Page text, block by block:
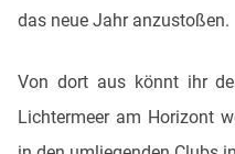
das neue Jahr anzustoßen.
Von dort aus könnt ihr
Lichtermeer am Horizont